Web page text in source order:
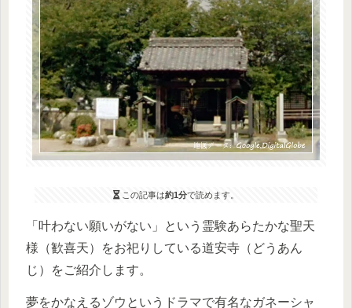
この記事は約1分で読めます。
「叶わない願いがない」という霊験あらたかな聖天
様（歓喜天）をお祀りしている道安寺（どうあん
じ）をご紹介します。
夢をかなえるゾウというドラマで有名なガネーシャ